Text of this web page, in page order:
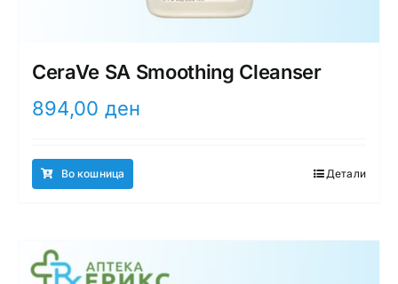
CeraVe SA Smoothing Cleanser
894,00 ден
Во кошница Детали